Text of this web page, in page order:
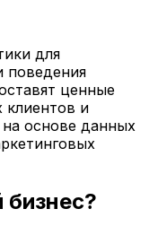
для
поведения
ценные
клиентов и
основе данных
бизнес?